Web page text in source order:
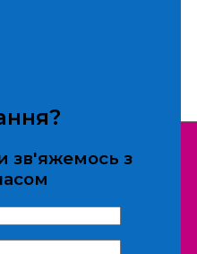
третім особам
зв'яжемось з